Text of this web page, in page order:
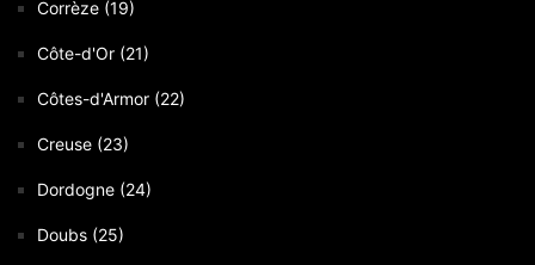
Corrèze (19)
Côte-d'Or (21)
Côtes-d'Armor (22)
Creuse (23)
Dordogne (24)
Doubs (25)